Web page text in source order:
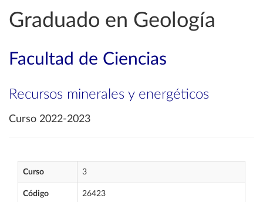
Graduado en Geología
Facultad de Ciencias
Recursos minerales y energéticos
Curso 2022-2023
Curso 3
Código 26423